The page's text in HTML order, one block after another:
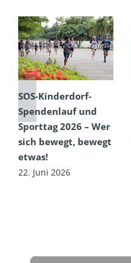
SOS-Kinderdorf-
Spendenlauf und
Sporttag 2026 – Wer
sich bewegt, bewegt
etwas!
22. Juni 2026